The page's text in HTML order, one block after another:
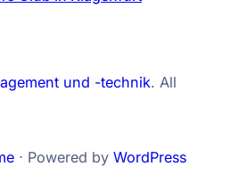
und -technik. All
⋅ Powered by WordPress